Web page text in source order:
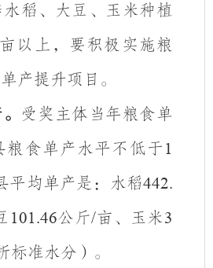
稻、大豆、玉米种植
亩以上， 要 积极实施粮
产提升项目。
受奖主体当年粮食单
粮食单产水平不低于 1
平均单产是：水稻442.
101.46公斤/亩、玉米3
标准水分）。